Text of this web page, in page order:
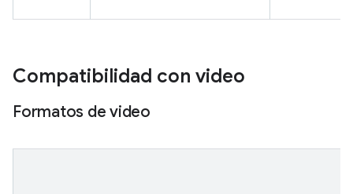
Compatibilidad con video
Formatos de video